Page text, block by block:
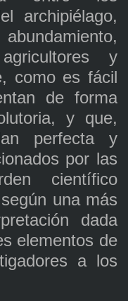
archipiélago,
y
como es fácil
de forma
y que,
perfecta y
por las
científico
una más
dada
elementos de
a los